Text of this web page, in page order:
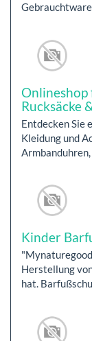
Onlineshop
Rucksäcke
Entdecken Sie
Kleidung und
Kinder
Herstellung
hat.